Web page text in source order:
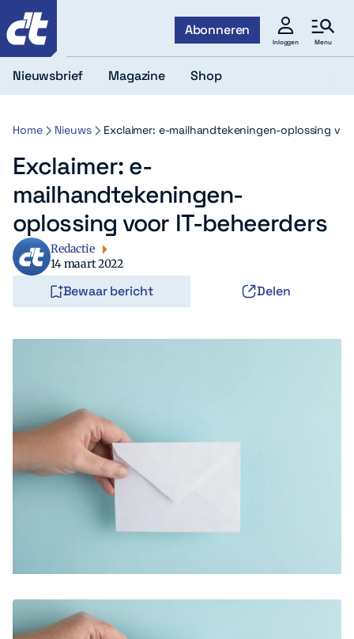
Abonneren
Inloggen Menu
Nieuwsbrief Magazine Shop
Home Nieuws Exclaimer: e-mailhandtekeningen-oplossing
Exclaimer: e-
mailhandtekeningen-
oplossing voor IT-beheerders
Redactie
14 maart 2022
Bewaar bericht Delen